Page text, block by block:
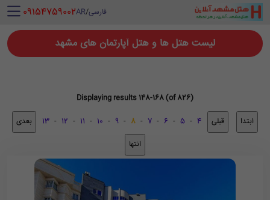
فارسی/
AR
‪ 09154759002
لیست هتل ها و هتل آپارتمان های مشهد
Displaying results 148-168 (of 826)
4
-
5
-
6
-
7
-
8
-
9
-
10
-
11
-
12
-
13